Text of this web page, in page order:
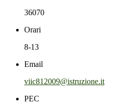
36070
Orari
8-13
Email
viic812009@istruzione.it
PEC